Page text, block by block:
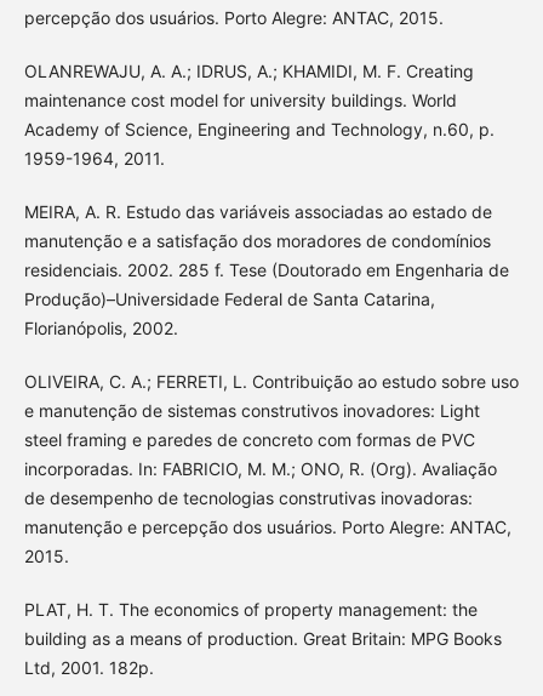
percepção dos usuários. Porto Alegre: ANTAC, 2015.
OLANREWAJU, A. A.; IDRUS, A.; KHAMIDI, M. F. Creating
maintenance cost model for university buildings. World
Academy of Science, Engineering and Technology, n.60, p.
1959-1964, 2011.
MEIRA, A. R. Estudo das variáveis associadas ao estado de
manutenção e a satisfação dos moradores de condomínios
residenciais. 2002. 285 f. Tese (Doutorado em Engenharia de
Produção)–Universidade Federal de Santa Catarina,
Florianópolis, 2002.
OLIVEIRA, C. A.; FERRETI, L. Contribuição ao estudo sobre uso
e manutenção de sistemas construtivos inovadores: Light
steel framing e paredes de concreto com formas de PVC
incorporadas. In: FABRICIO, M. M.; ONO, R. (Org). Avaliação
de desempenho de tecnologias construtivas inovadoras:
manutenção e percepção dos usuários. Porto Alegre: ANTAC,
2015.
PLAT, H. T. The economics of property management: the
building as a means of production. Great Britain: MPG Books
Ltd, 2001. 182p.